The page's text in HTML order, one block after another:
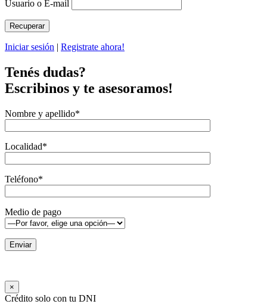
Usuario o E-mail
Iniciar sesión | Registrate ahora!
Tenés dudas?
Escribinos y te asesoramos!
Nombre y apellido*
Localidad*
Teléfono*
Medio de pago
×
Crédito solo con tu DNI